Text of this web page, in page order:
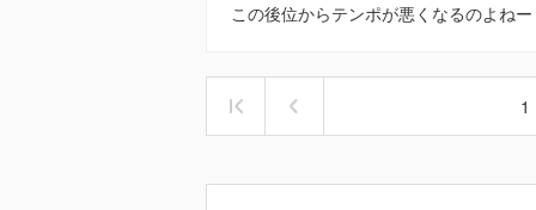
この後位からテンポが悪くなるのよねー
1